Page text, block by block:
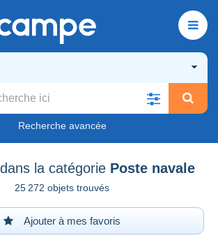
Recherche avancée
la catégorie Poste navale
25 272 objets trouvés
Ajouter à mes favoris